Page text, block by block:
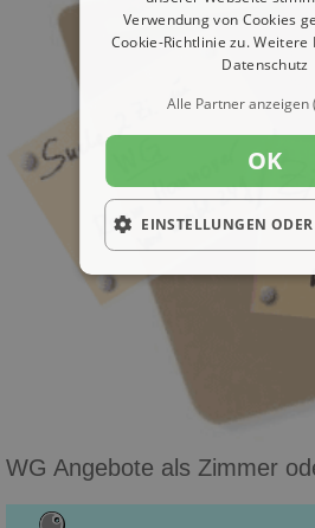
WG Angebote als Zimmer
Verwendung von Cookies
Cookie-Richtlinie zu.Weitere
Datenschutz
Alle Partner anzeigen
OK
EINSTELLUNGEN